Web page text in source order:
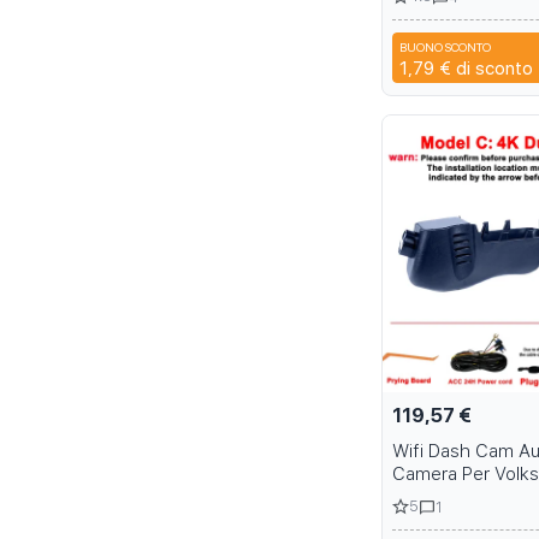
Tablet Protective
Xiaomi Mi Pad 6
BUONO SCONTO
1,79 € di sconto
119,57 €
Wifi Dash Cam
Camera Per
Tuareg Toureg
CR R Edition X
5 1